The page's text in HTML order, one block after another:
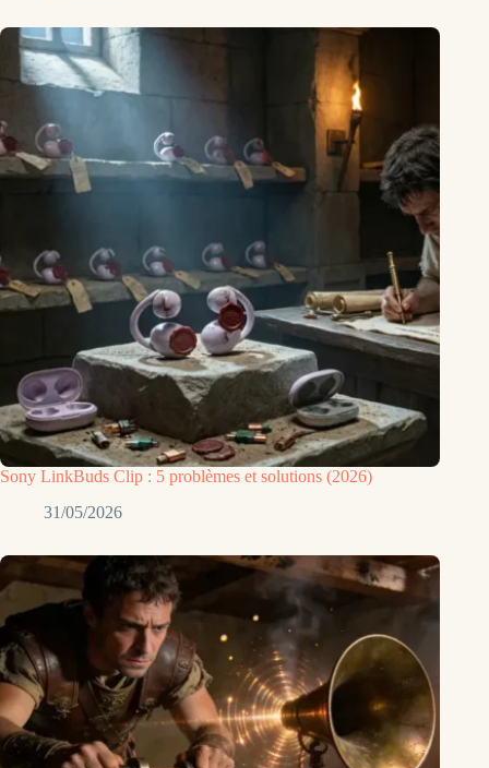
Sony LinkBuds Clip : 5 problèmes et solutions (2026)
31/05/2026